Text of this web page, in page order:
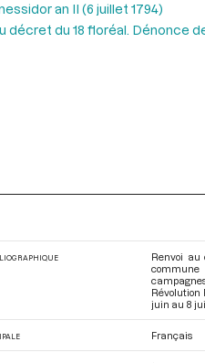
an II (6 juillet 1794)
décret du 18 floréal. Dénonce
Renvoi au
commune
Révolution
juin au 8
Français